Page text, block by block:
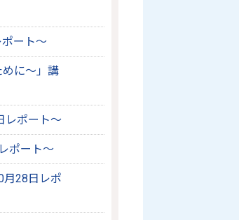
ート～
めに～」講
レポート～
ポート～
月28日レポ